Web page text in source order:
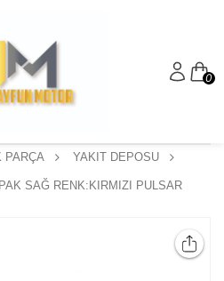
0
PARÇA YAKIT DEPOSU
SAĞ RENK:KIRMIZI PULSAR